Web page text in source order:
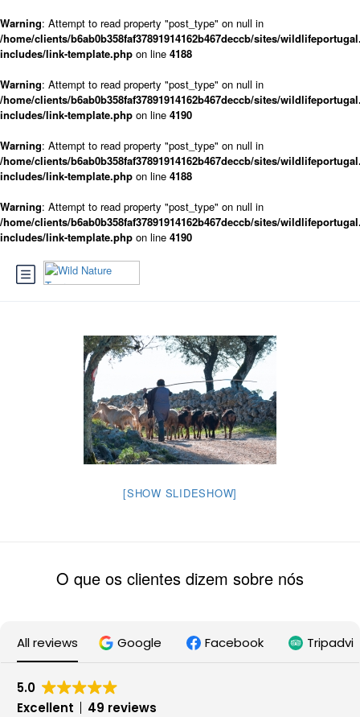
Warning: Attempt to read property "post_type" on null in
/home/clients/b6ab0b358faf37891914162b467deccb/sites/
includes/link-template.php on line 4188
Warning: Attempt to read property "post_type" on null in
/home/clients/b6ab0b358faf37891914162b467deccb/sites/
includes/link-template.php on line 4190
Warning: Attempt to read property "post_type" on null in
/home/clients/b6ab0b358faf37891914162b467deccb/sites/
includes/link-template.php on line 4188
Warning: Attempt to read property "post_type" on null in
/home/clients/b6ab0b358faf37891914162b467deccb/sites/
includes/link-template.php on line 4190
[SHOW SLIDESHOW]
O que os clientes dizem sobre nós
All reviews Google Facebook
5.0
Excellent
49 reviews